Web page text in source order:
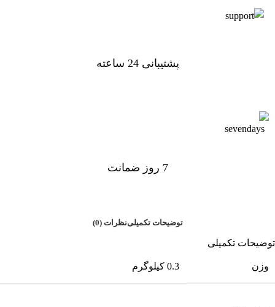
پشتیبانی 24 ساعته
7 روز ضمانت
توضیحات تکمیلینظرات (0)
توضیحات تکمیلی
وزن 0.3 کیلوگرم